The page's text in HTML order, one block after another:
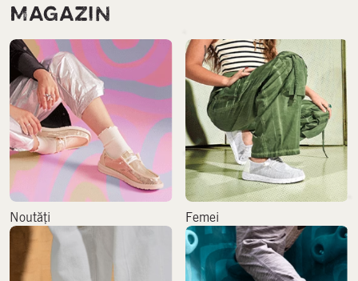
MAGAZIN
Noutăți Femei